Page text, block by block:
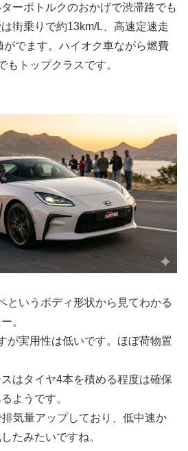
ーボトルクのおかげで渋滞路でも
街乗りで約13km/L、高速定速走
でます。ハイオク車ながら燃費
もトップクラスです。
というボディ形状から見てわかる
。
が実用性は低いです。ほぼ荷物置
はタイヤ4本を積める程度は確保
ようです。
気量アップしており、低中速か
たみたいですね。